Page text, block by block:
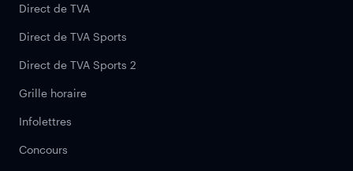
Direct de TVA
Direct de TVA Sports
Direct de TVA Sports 2
Grille horaire
Infolettres
Concours